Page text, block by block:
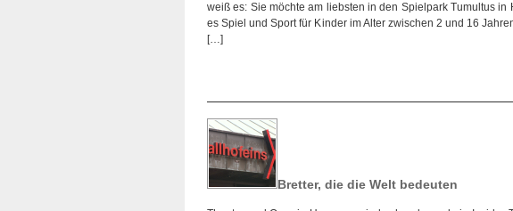
weiß es: Sie möchte am liebsten in den Spielpark Tumultus
es Spiel und Sport für Kinder im Alter zwischen 2 und 16
[…]
Bretter, die die Welt bedeuten